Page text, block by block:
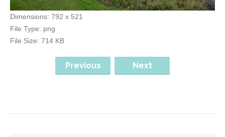
Dimensions: 792 x 521
File Type: png
File Size: 714 KB
Previous Next